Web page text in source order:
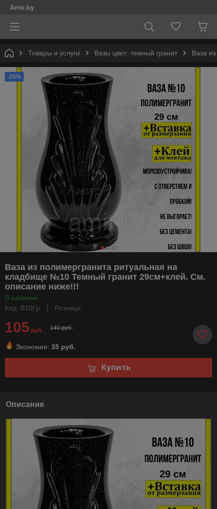
Amir.by
Товары и услуги Вазы цвет: темный гранит Ваза
-25%
Ваза из полимергранита ритуальная на
кладбище №10 Темный гранит 29см+клей. См.
описание ниже!!!
В наличии
Код: В10Гр
Розница
105 руб. 140 руб.
Экономия: 35 руб.
Купить
Описание